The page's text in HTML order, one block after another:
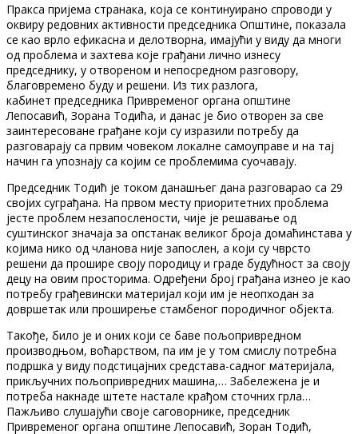
Пракса пријема странака, која се континуирано спроводи у
оквиру редовних активности председника Општине, показала
се као врло ефикасна и делотворна, имајући у виду да многи
од проблема и захтева које грађани лично изнесу
председнику, у отвореном и непосредном разговору,
благовремено буду и решени. Из тих разлога,
кабинет председника Привременог органа општине
Лепосавић, Зорана Тодића, и данас је био отворен за све
заинтересоване грађане који су изразили потребу да
разговарају са првим човеком локалне самоуправе и на тај
начин га упознају са којим се проблемима суочавају.
Председник Тодић је током данашњег дана разговарао са 29
својих суграђана. На првом месту приоритетних проблема
јесте проблем незапослености, чије је решавање од
суштинског значаја за опстанак великог броја домаћинстава у
којима нико од чланова није запослен, а који су чврсто
решени да прошире своју породицу и граде будућност за своју
децу на овим просторима. Одређени број грађана изнео је као
потребу грађевински материјал који им је неопходан за
довршетак или проширење стамбеног породичног објекта.
Такође, било је и оних који се баве пољопривредном
производњом, воћарством, па им је у том смислу потребна
подршка у виду подстицајних средстава-садног материјала,
прикључних пољопривредних машина,… Забележена је и
потреба накнаде штете настале крађом сточних грла…
Пажљиво слушајући своје саговорнике, председник
Привременог органа општине Лепосавић, Зоран Тодић,